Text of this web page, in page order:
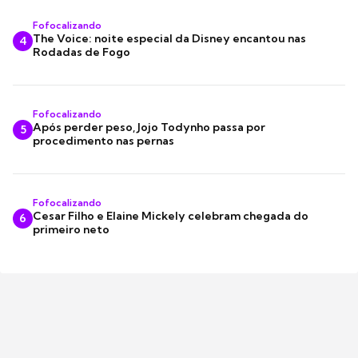
4
Fofocalizando
The Voice: noite especial da Disney encantou nas
Rodadas de Fogo
5
Fofocalizando
Após perder peso, Jojo Todynho passa por
procedimento nas pernas
6
Fofocalizando
Cesar Filho e Elaine Mickely celebram chegada do
primeiro neto